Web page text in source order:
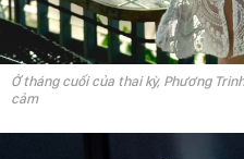
Ở tháng cuối của thai kỳ, Phương
cảm